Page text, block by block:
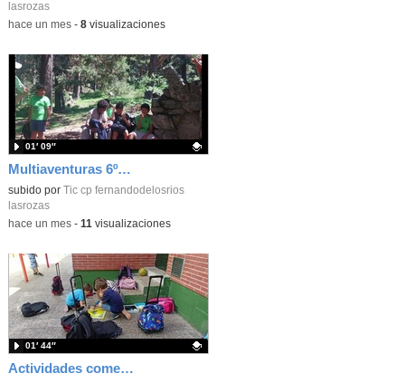
lasrozas
-hace un mes- 8visualizaciones
Multiaventuras 6º_CEIP FDLR_Las Rozas
Contenido educativo.
subido por
Tic cp fernandodelosrios
lasrozas
01′ 09″
-hace un mes- 11 visualizaciones
Actividades comedor_junio 2026_tardes_CEIP FDLR_Las Rozas
01′ 44″